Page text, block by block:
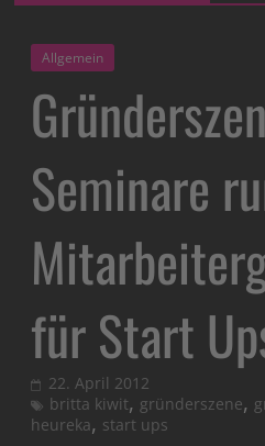
Allgemein
Seminare
für Start
22. April 2012
britta kiwit, gründerszene,
heureka, start ups